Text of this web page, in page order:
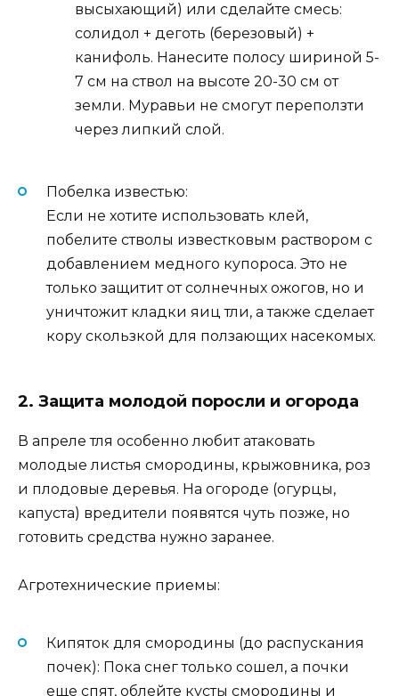
высыхающий) или сделайте смесь:
солидол + деготь (березовый) +
канифоль. Нанесите полосу шириной 5-
7 см на ствол на высоте 20-30 см от
земли. Муравьи не смогут переползти
через липкий слой.
Побелка известью:
Если не хотите использовать клей,
побелите стволы известковым раствором с
добавлением медного купороса. Это не
только защитит от солнечных ожогов, но и
уничтожит кладки яиц тли, а также сделает
кору скользкой для ползающих насекомых.
2. Защита молодой поросли и огорода
В апреле тля особенно любит атаковать
молодые листья смородины, крыжовника, роз
и плодовые деревья. На огороде (огурцы,
капуста) вредители появятся чуть позже, но
готовить средства нужно заранее.
Агротехнические приемы:
Кипяток для смородины (до распускания
почек): Пока снег только сошел, а почки
еще спят, облейте кусты смородины и